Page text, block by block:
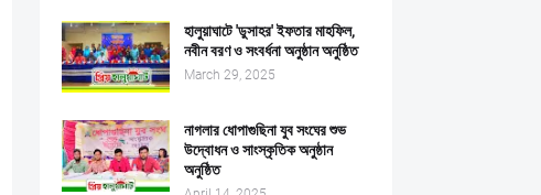
হালুয়াঘাটে 'ডুসাহর' ইফতার মাহফিল,
নবীন বরণ ও সংবর্ধনা অনুষ্ঠান অনুষ্ঠিত
March 29, 2025
নাগলার ধোপাগুছিনা যুব সংঘের শুভ
উদ্বোধন ও সাংস্কৃতিক অনুষ্ঠান
অনুষ্ঠিত